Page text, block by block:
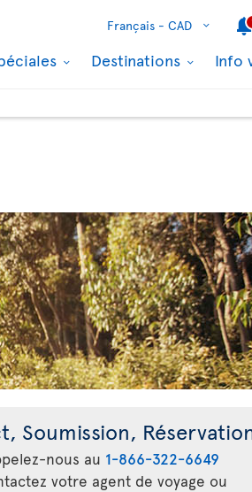
Français - CAD
Destinations Info
Soumission,
nous au 1-866-322-6649
votre agent de voyage ou